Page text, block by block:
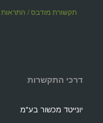
תקשורת מודבס / התראות SMS / מתאמי תקשורת אלחוטי ורשת
דרכי התקשרות
יונייטד מכשור בע"מ